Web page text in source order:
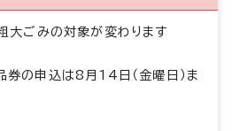
大ごみの対象が変わります
券の申込は8月14日（金曜日）ま